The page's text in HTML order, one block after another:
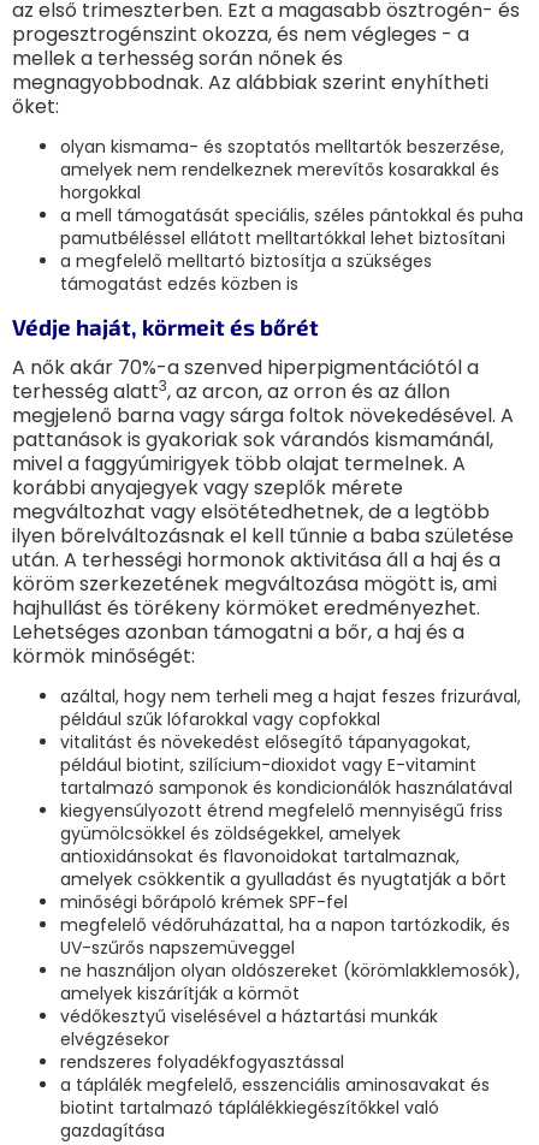
az első trimeszterben. Ezt a magasabb ösztrogén- és
progesztrogénszint okozza, és nem végleges - a
mellek a terhesség során nőnek és
megnagyobbodnak. Az alábbiak szerint enyhítheti
őket:
olyan kismama- és szoptatós melltartók beszerzése,
amelyek nem rendelkeznek merevítős kosarakkal és
horgokkal
a mell támogatását speciális, széles pántokkal és puha
pamutbéléssel ellátott melltartókkal lehet biztosítani
a megfelelő melltartó biztosítja a szükséges
támogatást edzés közben is
Védje haját, körmeit és bőrét
A nők akár 70%-a szenved hiperpigmentációtól a
terhesség alatt3, az arcon, az orron és az állon
megjelenő barna vagy sárga foltok növekedésével. A
pattanások is gyakoriak sok várandós kismamánál,
mivel a faggyúmirigyek több olajat termelnek. A
korábbi anyajegyek vagy szeplők mérete
megváltozhat vagy elsötétedhetnek, de a legtöbb
ilyen bőrelváltozásnak el kell tűnnie a baba születése
után. A terhességi hormonok aktivitása áll a haj és a
köröm szerkezetének megváltozása mögött is, ami
hajhullást és törékeny körmöket eredményezhet.
Lehetséges azonban támogatni a bőr, a haj és a
körmök minőségét:
azáltal, hogy nem terheli meg a hajat feszes frizurával,
például szűk lófarokkal vagy copfokkal
vitalitást és növekedést elősegítő tápanyagokat,
például biotint, szilícium-dioxidot vagy E-vitamint
tartalmazó samponok és kondicionálók használatával
kiegyensúlyozott étrend megfelelő mennyiségű friss
gyümölcsökkel és zöldségekkel, amelyek
antioxidánsokat és flavonoidokat tartalmaznak,
amelyek csökkentik a gyulladást és nyugtatják a bőrt
minőségi bőrápoló krémek SPF-fel
megfelelő védőruházattal, ha a napon tartózkodik, és
UV-szűrős napszemüveggel
ne használjon olyan oldószereket (körömlakklemosók),
amelyek kiszárítják a körmöt
védőkesztyű viselésével a háztartási munkák
elvégzésekor
rendszeres folyadékfogyasztással
a táplálék megfelelő, esszenciális aminosavakat és
biotint tartalmazó táplálékkiegészítőkkel való
gazdagítása